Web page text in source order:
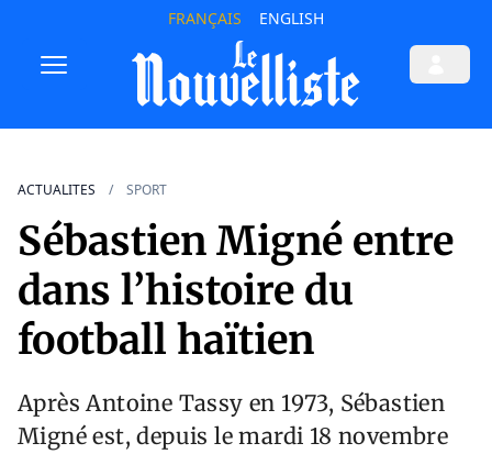
FRANÇAIS ENGLISH
ACTUALITES SPORT
Sébastien Migné entre
dans l’histoire du
football haïtien
Après Antoine Tassy en 1973, Sébastien
Migné est, depuis le mardi 18 novembre